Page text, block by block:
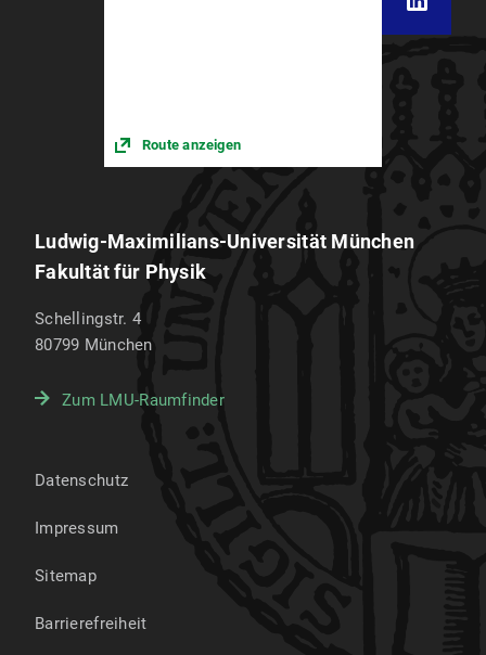
Route anzeigen
Ludwig-Maximilians-Universität München
Fakultät für Physik
Schellingstr. 4
80799 München
Zum LMU-Raumfinder
Datenschutz
Impressum
Sitemap
Barrierefreiheit